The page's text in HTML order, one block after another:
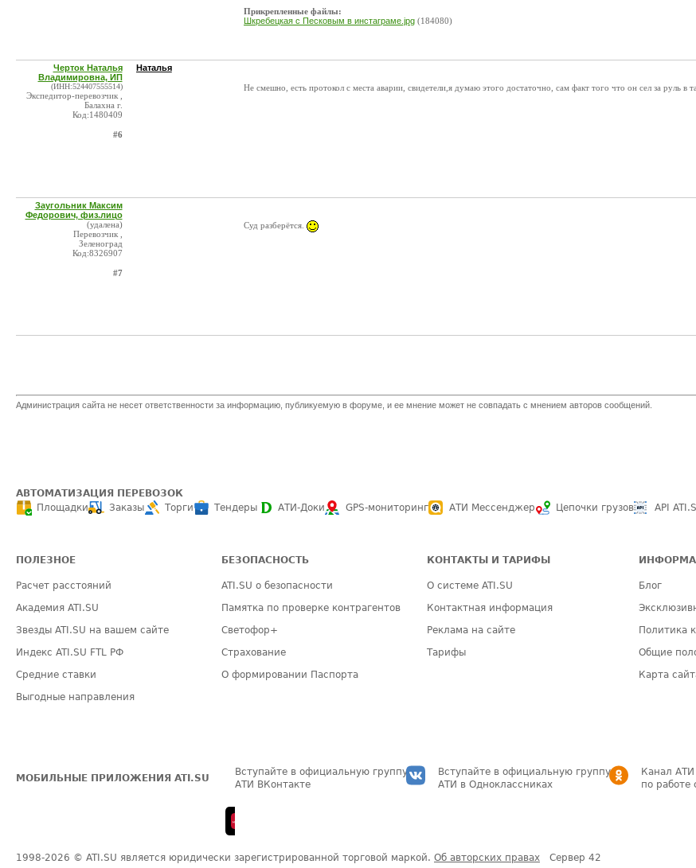
Прикрепленные файлы:
Шкребецкая с Песковым в инстаграме.jpg (184080)
Черток Наталья
Владимировна, ИП
(ИНН:524407555514)
Экспедитор-перевозчик ,
Балахна г.
Код:1480409
#6
Наталья
Не смешно, есть протокол с места аварии, свидетели,я думаю этого достаточно, сам факт того что он сел за руль в
Заугольник Максим
Федорович, физ.лицо
(удалена)
Перевозчик ,
Зеленоград
Код:8326907
#7
Суд разберётся.
Администрация сайта не несет ответственности за информацию, публикуемую в форуме, и ее мнение может не совпадать с мнением авторов сообщений.
АВТОМАТИЗАЦИЯ ПЕРЕВОЗОК
Площадки
Заказы Торги Тендеры АТИ-Доки GPS-мониторинг АТИ Мессенджер Цепочки грузов API
ПОЛЕЗНОЕ
Расчет расстояний
Академия ATI.SU
Звезды ATI.SU на вашем сайте
Индекс ATI.SU FTL РФ
Средние ставки
Выгодные направления
БЕЗОПАСНОСТЬ
ATI.SU о безопасности
Памятка по проверке контрагентов
Светофор+
Страхование
О формировании Паспорта
КОНТАКТЫ И ТАРИФЫ
О системе ATI.SU
Контактная информация
Реклама на сайте
Тарифы
Блог
Политика
Общие
Карта
МОБИЛЬНЫЕ ПРИЛОЖЕНИЯ ATI.SU
Вступайте в официальную группу
АТИ ВКонтакте
Вступайте в официальную группу
АТИ в Одноклассниках
Канал
по работе
1998-2026 © ATI.SU является юридически зарегистрированной торговой маркой. Об авторских правах Сервер 42